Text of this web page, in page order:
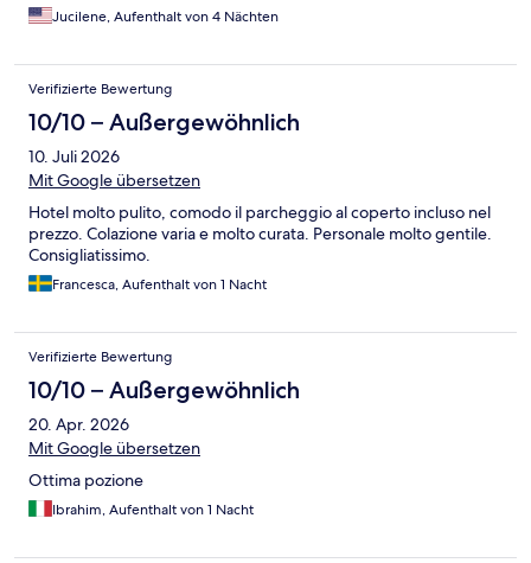
Jucilene, Aufenthalt von 4 Nächten
Verifizierte Bewertung
10/10 – Außergewöhnlich
10. Juli 2026
Mit Google übersetzen
Hotel molto pulito, comodo il parcheggio al coperto incluso nel
prezzo. Colazione varia e molto curata. Personale molto gentile.
Consigliatissimo.
Francesca, Aufenthalt von 1 Nacht
Verifizierte Bewertung
10/10 – Außergewöhnlich
20. Apr. 2026
Mit Google übersetzen
Ottima pozione
Ibrahim, Aufenthalt von 1 Nacht